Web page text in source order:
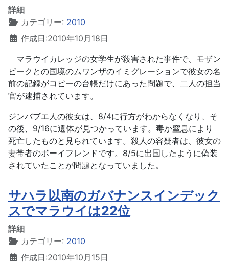
詳細
カテゴリー: 2010
作成日:2010年10月18日
マラウイカレッジの女学生が殺害された事件で、モザン
ビークとの国境のムワンザのイミグレーションで彼女の名
前の記録がコピーの台帳だけにあった問題で、二人の担当
官が逮捕されています。
ジンバブエ人の彼女は、8/4に行方がわからなくなり、そ
の後、9/16に遺体が見つかっています。毒か窒息により
死亡したものと見られています。殺人の容疑者は、彼女の
妻帯者のボーイフレンドです。8/5に出国したように偽装
されていたことが問題となっていました。
サハラ以南のガバナンスインデック
スでマラウイは22位
詳細
カテゴリー: 2010
作成日:2010年10月15日